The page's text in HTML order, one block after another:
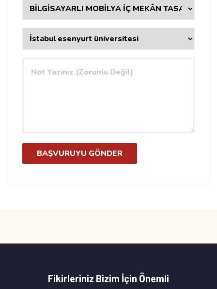
BAŞVURUYU GÖNDER
Fikirleriniz Bizim İçin Önemli